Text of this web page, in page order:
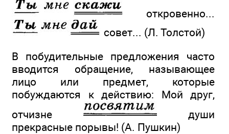
откровенно...
совет... (Л. Толстой)
В побудительные предложения часто
вводится обращение, называющее
лицо или предмет, которые
побуждаются к действию: Мой друг,
отчизне
души
прекрасные порывы! (А. Пушкин)